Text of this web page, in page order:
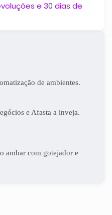
de ambientes.
e Afasta a inveja.
ambar com gotejador e
e 30 dias de